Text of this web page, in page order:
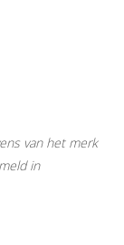
van het merk
in